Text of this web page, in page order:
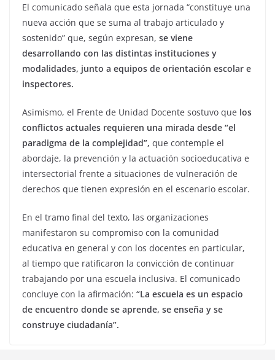
El comunicado señala que esta jornada “constituye una
nueva acción que se suma al trabajo articulado y
sostenido” que, según expresan, se viene
desarrollando con las distintas instituciones y
modalidades, junto a equipos de orientación escolar e
inspectores.
Asimismo, el Frente de Unidad Docente sostuvo que los
conflictos actuales requieren una mirada desde “el
paradigma de la complejidad”, que contemple el
abordaje, la prevención y la actuación socioeducativa e
intersectorial frente a situaciones de vulneración de
derechos que tienen expresión en el escenario escolar.
En el tramo final del texto, las organizaciones
manifestaron su compromiso con la comunidad
educativa en general y con los docentes en particular,
al tiempo que ratificaron la convicción de continuar
trabajando por una escuela inclusiva. El comunicado
concluye con la afirmación: “La escuela es un espacio
de encuentro donde se aprende, se enseña y se
construye ciudadanía”.